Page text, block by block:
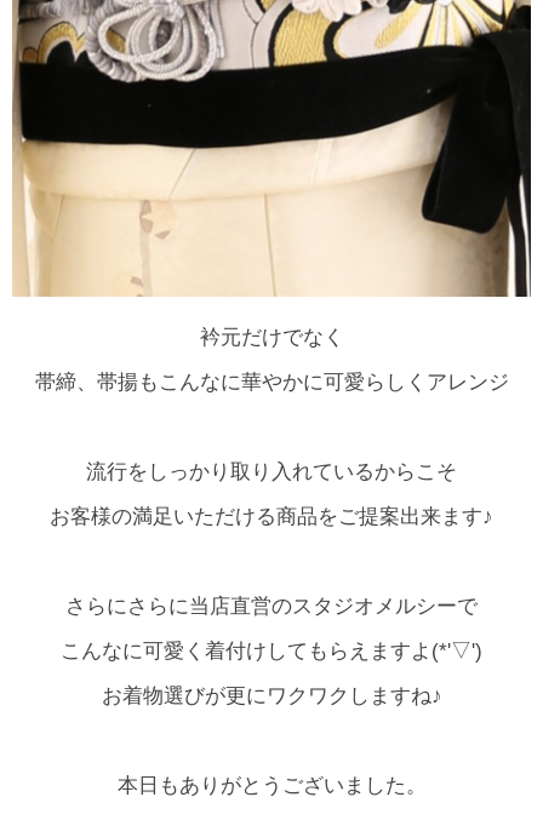
衿元だけでなく
帯締、帯揚もこんなに華やかに可愛らしくアレンジ
流行をしっかり取り入れているからこそ
お客様の満足いただける商品をご提案出来ます♪
さらにさらに当店直営のスタジオメルシーで
こんなに可愛く着付けしてもらえますよ(*'▽')
お着物選びが更にワクワクしますね♪
本日もありがとうございました。